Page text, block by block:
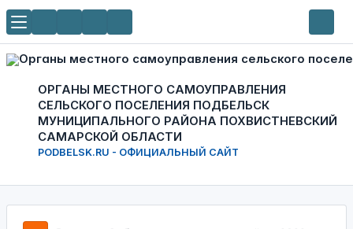
ОРГАНЫ МЕСТНОГО САМОУПРАВЛЕНИЯ
СЕЛЬСКОГО ПОСЕЛЕНИЯ ПОДБЕЛЬСК
МУНИЦИПАЛЬНОГО РАЙОНА ПОХВИСТНЕВСКИЙ
САМАРСКОЙ ОБЛАСТИ
PODBELSK.RU - ОФИЦИАЛЬНЫЙ САЙТ